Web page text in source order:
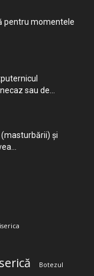
pentru momentele
sau de...
şi
Botezul